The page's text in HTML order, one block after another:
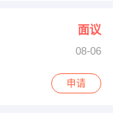
面议
08-06
申请